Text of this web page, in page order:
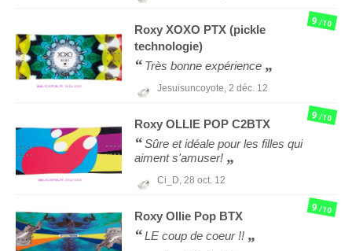
Roxy XOXO PTX (pickle
technologie)
Très bonne expérience
Jesuisuncoyote, 2 déc. 12
9/10
Roxy OLLIE POP C2BTX
Sûre et idéale pour les filles qui
aiment s'amuser!
Ci_D, 28 oct. 12
9/10
Roxy Ollie Pop BTX
LE coup de coeur !!
9/10